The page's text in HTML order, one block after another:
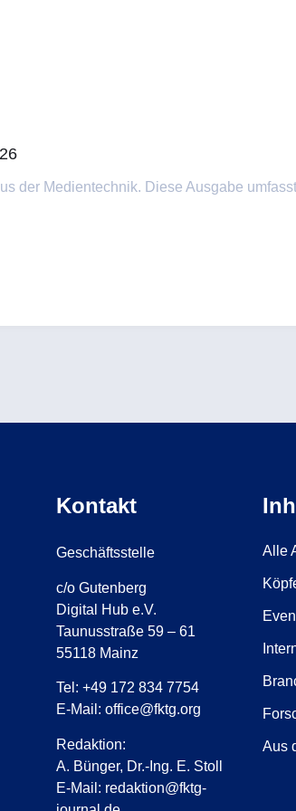
der Medientechnik. Diese Ausgabe
Kontakt
Geschäftsstelle
c/o Gutenberg
Digital Hub e.V.
Taunusstraße 59 – 61
55118 Mainz
Tel: +49 172 834 7754
E-Mail: office@fktg.org
Redaktion:
A. Bünger, Dr.-Ing. E. Stoll
E-Mail: redaktion@fktg-
Alle
Aus